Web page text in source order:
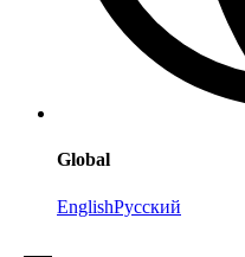
Global
EnglishРусский